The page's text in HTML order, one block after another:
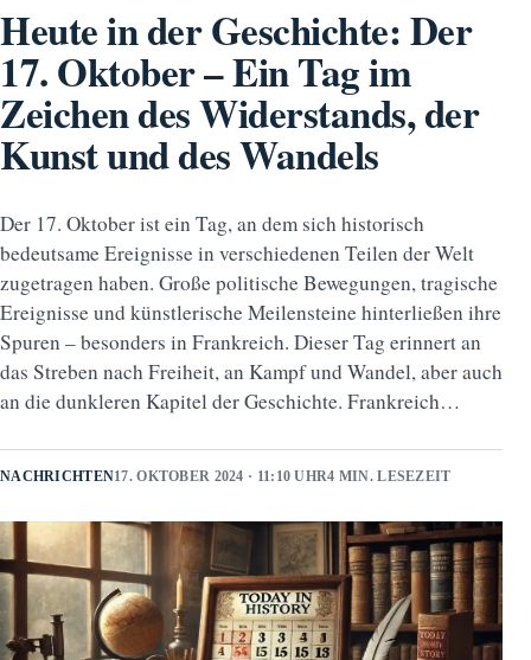
Heute in der Geschichte: Der
17. Oktober – Ein Tag im
Zeichen des Widerstands, der
Kunst und des Wandels
Der 17. Oktober ist ein Tag, an dem sich historisch
bedeutsame Ereignisse in verschiedenen Teilen der Welt
zugetragen haben. Große politische Bewegungen, tragische
Ereignisse und künstlerische Meilensteine hinterließen ihre
Spuren – besonders in Frankreich. Dieser Tag erinnert an
das Streben nach Freiheit, an Kampf und Wandel, aber auch
an die dunkleren Kapitel der Geschichte. Frankreich…
NACHRICHTEN17. OKTOBER 2024 · 11:10 UHR4 MIN. LESEZEIT